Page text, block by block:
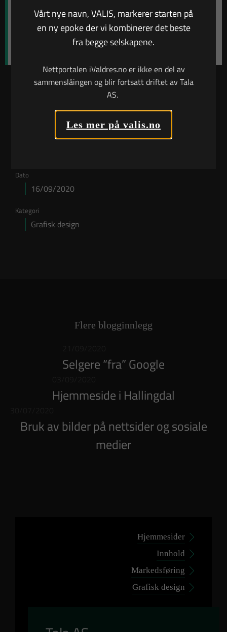
Dato
16/09/2020
Kategori
Grafisk design
med fra tidligere profil, bl.a. som form på bilder og
bokser, og er inspirert av en strukket og rotert
kartmarkør.
Flere blogginnlegg
Selgere “fra” Google
Hjemmeside i Hallingdal
Bruk av bilder på nettsider og sosiale
medier
Vårt nye navn, VALIS, markerer starten på
en ny epoke der vi kombinerer det beste
fra begge selskapene.
Nettportalen iValdres.no er ikke en del av
sammenslåingen og blir fortsatt driftet av Tala
AS.
Les mer på valis.no
Hjemmesider
Innhold
Markedsføring
Grafisk design